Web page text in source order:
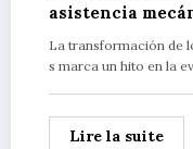
asistencia
autónoma
La transformación de
s marca un hito en la
Lire la suite